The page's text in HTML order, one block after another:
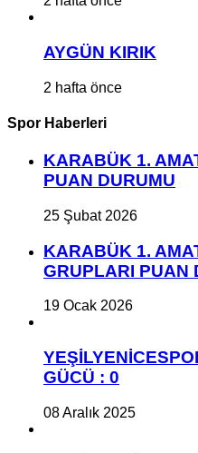
AYGÜN KIRIK
2 hafta önce
Spor Haberleri
KARABÜK 1.
PUAN DURUMU
25 Şubat 2026
KARABÜK 1.
GRUPLARI PUAN
19 Ocak 2026
GÜCÜ : 0
08 Aralık 2025